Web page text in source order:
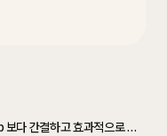
자바8 HashMap 보다 간결하고 효과적으로 작성하기